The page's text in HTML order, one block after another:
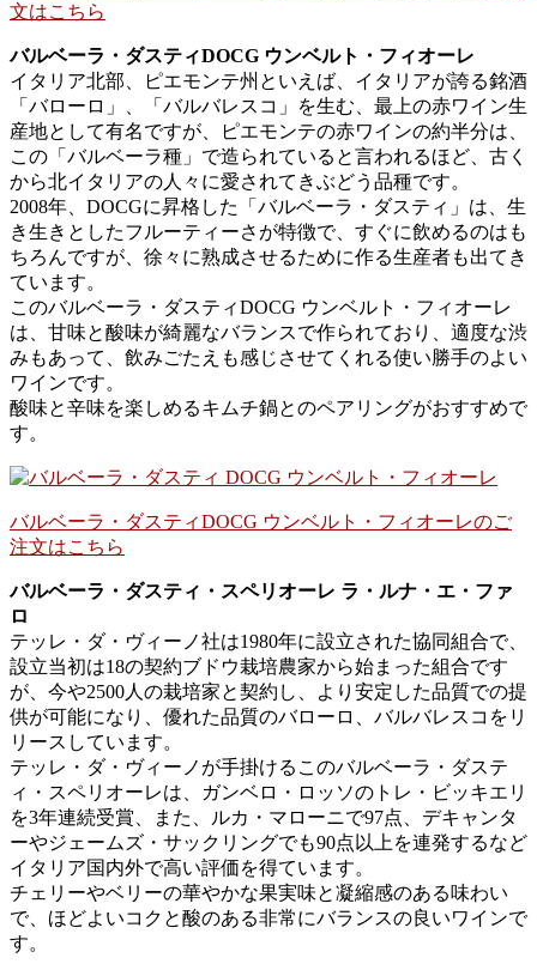
文はこちら
バルベーラ・ダスティDOCG ウンベルト・フィオーレ
イタリア北部、ピエモンテ州といえば、イタリアが誇る銘酒
「バローロ」、「バルバレスコ」を生む、最上の赤ワイン生
産地として有名ですが、ピエモンテの赤ワインの約半分は、
この「バルベーラ種」で造られていると言われるほど、古く
から北イタリアの人々に愛されてきぶどう品種です。
2008年、DOCGに昇格した「バルベーラ・ダスティ」は、生
き生きとしたフルーティーさが特徴で、すぐに飲めるのはも
ちろんですが、徐々に熟成させるために作る生産者も出てき
ています。
このバルベーラ・ダスティDOCG ウンベルト・フィオーレ
は、甘味と酸味が綺麗なバランスで作られており、適度な渋
みもあって、飲みごたえも感じさせてくれる使い勝手のよい
ワインです。
酸味と辛味を楽しめるキムチ鍋とのペアリングがおすすめで
す。
バルベーラ・ダスティDOCG ウンベルト・フィオーレのご
注文はこちら
バルベーラ・ダスティ・スペリオーレ ラ・ルナ・エ・ファ
ロ
テッレ・ダ・ヴィーノ社は1980年に設立された協同組合で、
設立当初は18の契約ブドウ栽培農家から始まった組合です
が、今や2500人の栽培家と契約し、より安定した品質での提
供が可能になり、優れた品質のバローロ、バルバレスコをリ
リースしています。
テッレ・ダ・ヴィーノが手掛けるこのバルベーラ・ダステ
ィ・スペリオーレは、ガンベロ・ロッソのトレ・ビッキエリ
を3年連続受賞、また、ルカ・マローニで97点、デキャンタ
ーやジェームズ・サックリングでも90点以上を連発するなど
イタリア国内外で高い評価を得ています。
チェリーやベリーの華やかな果実味と凝縮感のある味わい
で、ほどよいコクと酸のある非常にバランスの良いワインで
す。